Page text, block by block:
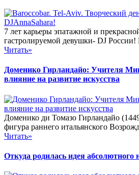
7 лет карьеры эпатажной и
гастролируемой девушки- DJ
Читать»
Доменико Гирландайо: Учителя
влияние на развитие искусства
Доменико ди Томазо Гирландайо
фигура раннего итальянского
Читать»
Откуда родилась идея абсолютного